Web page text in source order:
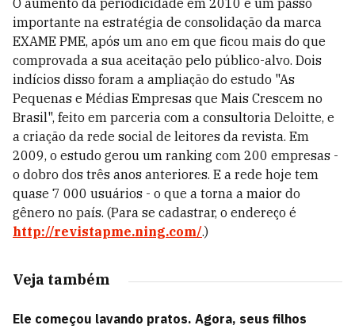
O aumento da periodicidade em 2010 é um passo
importante na estratégia de consolidação da marca
EXAME PME, após um ano em que ficou mais do que
comprovada a sua aceitação pelo público-alvo. Dois
indícios disso foram a ampliação do estudo "As
Pequenas e Médias Empresas que Mais Crescem no
Brasil", feito em parceria com a consultoria Deloitte, e
a criação da rede social de leitores da revista. Em
2009, o estudo gerou um ranking com 200 empresas -
o dobro dos três anos anteriores. E a rede hoje tem
quase 7 000 usuários - o que a torna a maior do
gênero no país. (Para se cadastrar, o endereço é
http://revistapme.ning.com/.)
Veja também
Ele começou lavando pratos. Agora, seus filhos